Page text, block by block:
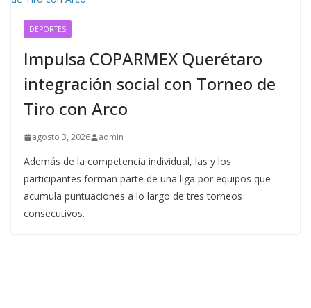
DEPORTES
Impulsa COPARMEX Querétaro
integración social con Torneo de
Tiro con Arco
agosto 3, 2026 admin
Además de la competencia individual, las y los
participantes forman parte de una liga por equipos que
acumula puntuaciones a lo largo de tres torneos
consecutivos.